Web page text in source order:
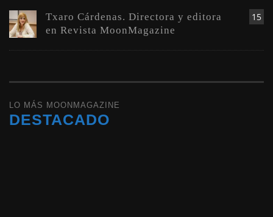
15
Txaro Cárdenas. Directora y editora
en Revista MoonMagazine
LO MÁS MOONMAGAZINE
DESTACADO